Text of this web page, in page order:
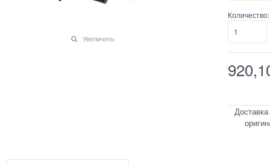
Увеличить
Количество: